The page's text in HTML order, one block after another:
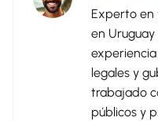
Experto en
en
legales y
trabajado
públicos y